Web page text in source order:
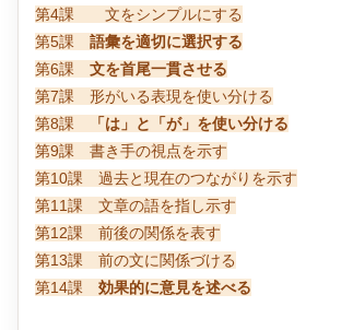
第4課 文をシンプルにする
第5課 語彙を適切に選択する
第6課 文を首尾一貫させる
第7課 形がいる表現を使い分ける
第8課
「は」と「が」を使い分ける
第9課 書き手の視点を示す
第10課 過去と現在のつながりを示す
第11課 文章の語を指し示す
第12課 前後の関係を表す
第13課 前の文に関係づける
第14課 効果的に意見を述べる